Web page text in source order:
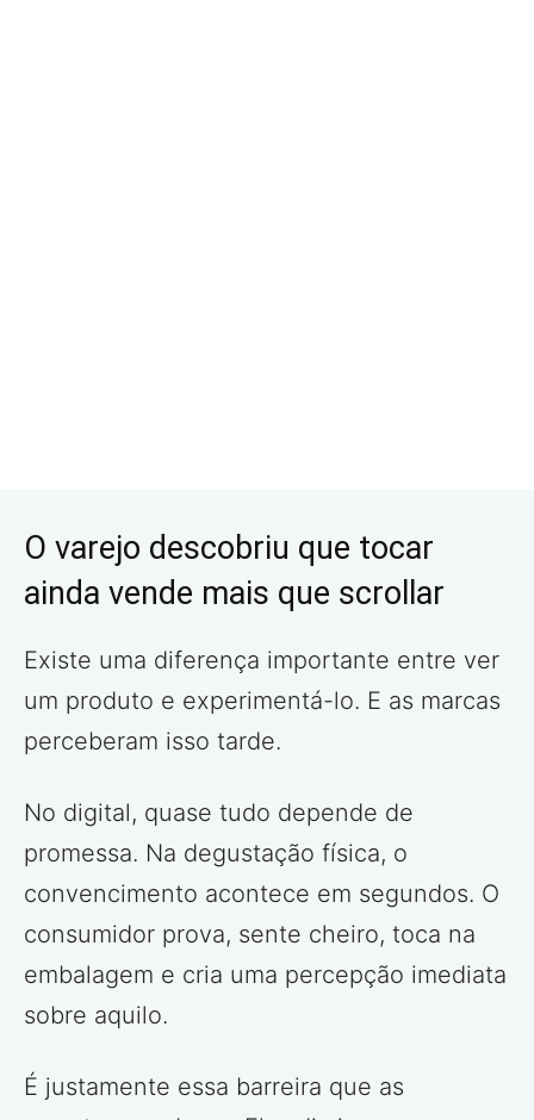
O varejo descobriu que tocar
ainda vende mais que scrollar
Existe uma diferença importante entre ver
um produto e experimentá-lo. E as marcas
perceberam isso tarde.
No digital, quase tudo depende de
promessa. Na degustação física, o
convencimento acontece em segundos. O
consumidor prova, sente cheiro, toca na
embalagem e cria uma percepção imediata
sobre aquilo.
É justamente essa barreira que as